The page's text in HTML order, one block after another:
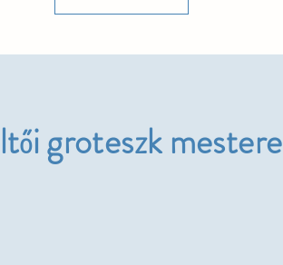
groteszk mestere